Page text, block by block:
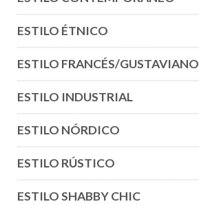
ESTILO ÉTNICO
ESTILO FRANCÉS/GUSTAVIANO
ESTILO INDUSTRIAL
ESTILO NÓRDICO
ESTILO RÚSTICO
ESTILO SHABBY CHIC